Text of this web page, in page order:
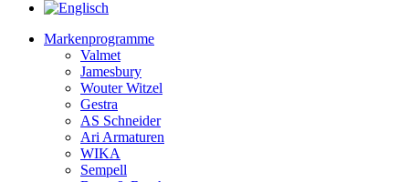
Markenprogramme
Valmet
Jamesbury
Wouter Witzel
Gestra
AS Schneider
Ari Armaturen
WIKA
Sempell